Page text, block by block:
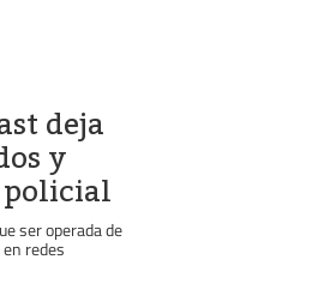
deja
y
policial
ser operada de
redes